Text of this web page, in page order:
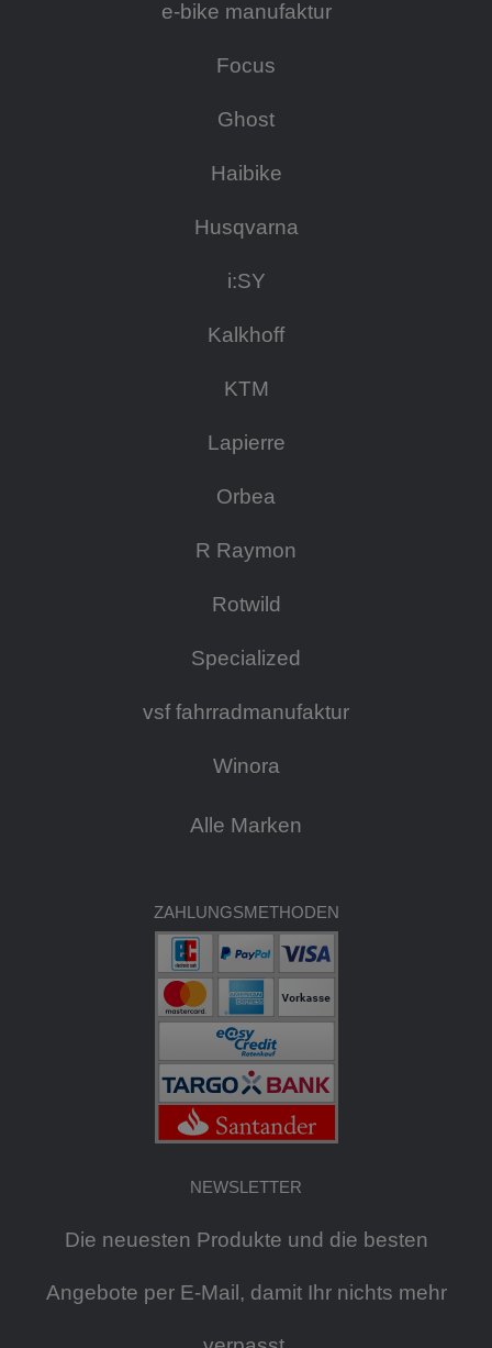
e-bike manufaktur
Focus
Ghost
Haibike
Husqvarna
i:SY
Kalkhoff
KTM
Lapierre
Orbea
R Raymon
Rotwild
Specialized
vsf fahrradmanufaktur
Winora
Alle Marken
ZAHLUNGSMETHODEN
NEWSLETTER
Die neuesten Produkte und die besten
Angebote per E-Mail, damit Ihr nichts mehr